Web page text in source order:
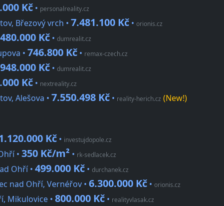
Kč • personalreality.cz
Březový vrch • 7.481.100 Kč • orionis.cz
Kč • dumrealit.cz
• 746.800 Kč • remax-czech.cz
Kč • dumrealit.cz
Kč • nextreality.cz
Alešova • 7.550.498 Kč • reality-herich.cz (New!)
Kč • investujdopole.cz
• 350 Kč/m² • rk-sedlacek.cz
Ohří • 499.000 Kč • durchanek.cz
nad Ohří, Vernéřov • 6.300.000 Kč • orionis.cz
Mikulovice • 800.000 Kč • realityvlasak.cz